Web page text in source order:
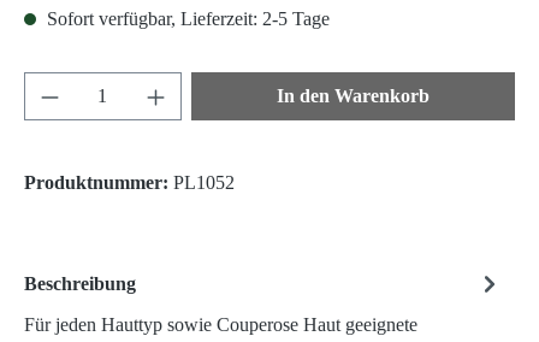
Sofort verfügbar, Lieferzeit: 2-5 Tage
Produkt Anzahl: Gib den gewünschten Wert
In den Warenkorb
Produktnummer: PL1052
Beschreibung
Für jeden Hauttyp sowie Couperose Haut geeignete